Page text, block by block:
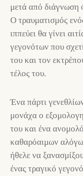
μετά από διάγνωση
Ο τραυματισμός
ιππεύει θα γίνει
γεγονότων που
του και τον
τέλος του.
Ένα πάρτι
μονάχα ο
του και ένα
καθαρόαιμων
ήθελε να
ένας τραγικό